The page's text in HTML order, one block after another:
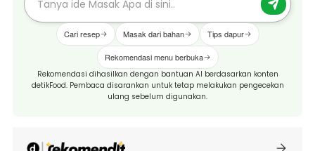
Cari resep Masak dari bahan Tips dapur
Rekomendasi menu berbuka
Rekomendasi dihasilkan dengan bantuan AI berdasarkan konten
detikFood. Pembaca disarankan untuk tetap melakukan pengecekan
ulang sebelum digunakan.